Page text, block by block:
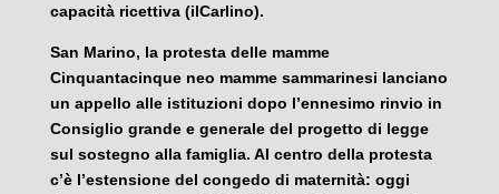
capacità ricettiva (ilCarlino).
San Marino, la protesta delle mamme
Cinquantacinque neo mamme sammarinesi lanciano
un appello alle istituzioni dopo l’ennesimo rinvio in
Consiglio grande e generale del progetto di legge
sul sostegno alla famiglia. Al centro della protesta
c’è l’estensione del congedo di maternità: oggi